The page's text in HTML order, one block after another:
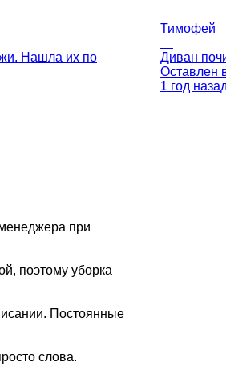
Нашла их по
Тимофей
Диван
Оставлен
1 год
при
поэтому уборка
Постоянные
слова.